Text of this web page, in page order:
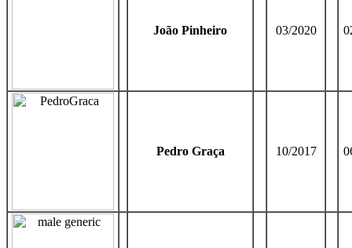
João Pinheiro 03/2020
Pedro Graça 10/2017